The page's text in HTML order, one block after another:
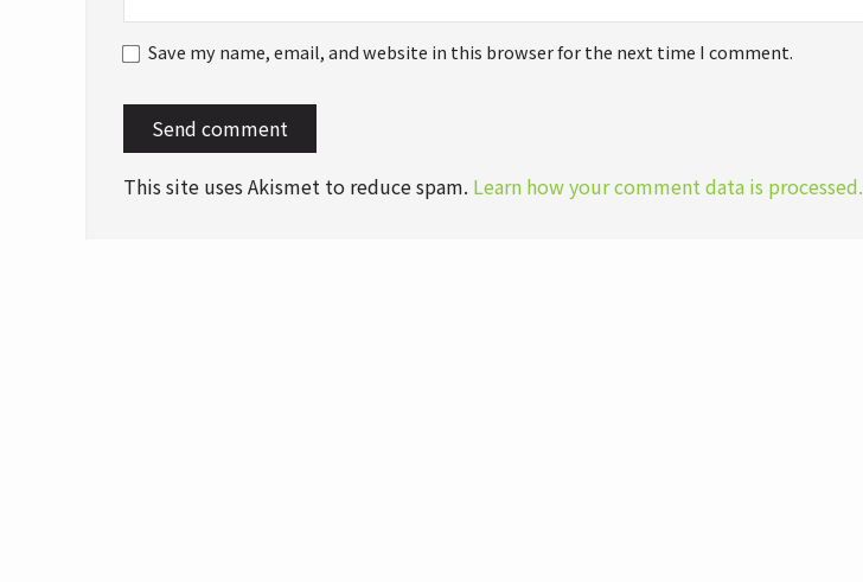
Save my name, email, and website in this browser for the next time I comment.
This site uses Akismet to reduce spam. Learn how your comment data is processed.